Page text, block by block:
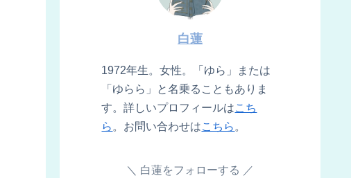
白蓮
1972年生。女性。「ゆら」または
「ゆらら」と名乗ることもありま
す。詳しいプロフィールはこち
ら 。お問い合わせはこちら 。
白蓮をフォローする